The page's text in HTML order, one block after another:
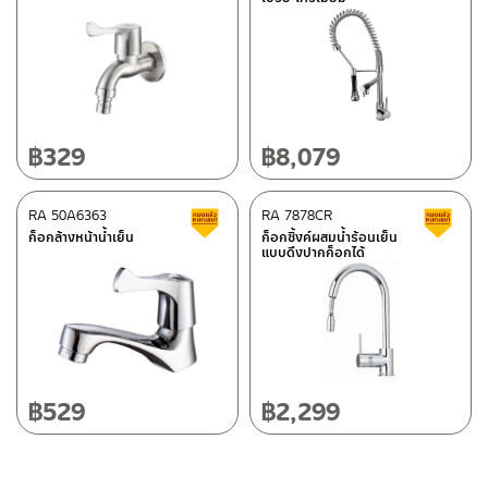
ศูนย์บริการและอะไหล่ กรุงเทพฯ
662/61-62 ถนน พระราม3 แขวงบางโพงพาง เขตยานนาวา กรุงเทพฯ
โทร: 02-358-0080 / 080-075-8668 / 091-545-0556
ศูนย์บริการและอะไหล่ เชียงใหม่
118/33 โครงการอรสิริน ม.8 ต.สันปูเลย อ.ดอยสะเก็ด เชียงใหม่
วันจันทร์ – วันศุกร์ เวลา 8:30-17:30 น.
วันเสาร์ เวลา 8:30-15:00 น.
ติดต่อพนักงานขาย / Contact Sales Staff
โทร: 02-285-5795
@charnpaiboon.sales
ติดต่อ ชาญไพบูลย์ / Contact Us
฿329 ฿8,079
ก็อกล้างหน้าน้ำเย็น
RA 50A6363 สินค้าลดราคา เคลียร์สต็อก
฿529
ก็อกซิ้งค์ผสมน้ำร้อนเย็น
แบบดึงปากก็อกได้
RA 7878CR
฿2,299